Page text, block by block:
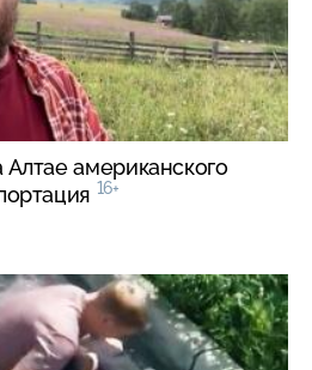
американского
16+